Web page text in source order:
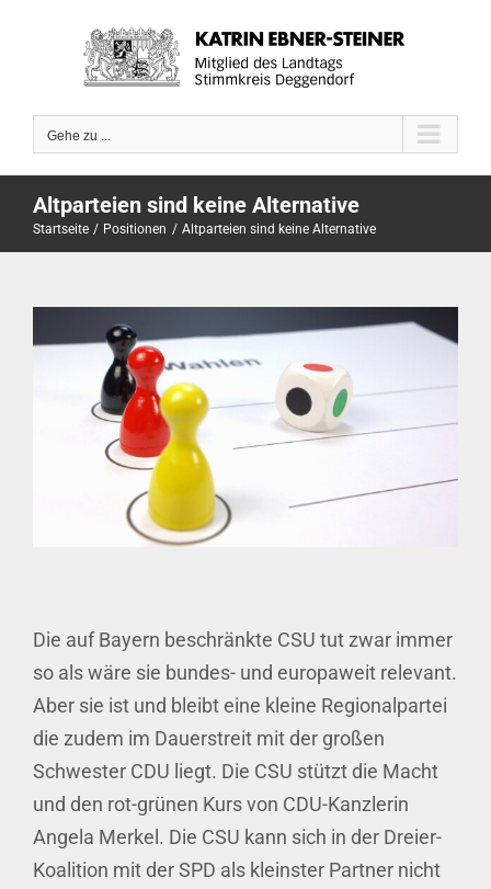
Gehe zu ...
Altparteien sind keine Alternative
Startseite Positionen Altparteien sind keine Alternative
Larger
Die auf Bayern beschränkte CSU tut zwar immer
so als wäre sie bundes- und europaweit relevant.
Aber sie ist und bleibt eine kleine Regionalpartei
die zudem im Dauerstreit mit der großen
Schwester CDU liegt. Die CSU stützt die Macht
und den rot-grünen Kurs von CDU-Kanzlerin
Angela Merkel. Die CSU kann sich in der Dreier-
Koalition mit der SPD als kleinster Partner nicht